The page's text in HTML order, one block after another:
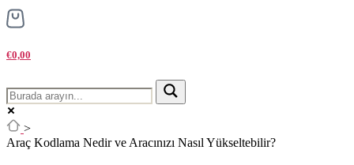
€0,00
>
Araç Kodlama Nedir ve Aracınızı Nasıl Yükseltebilir?